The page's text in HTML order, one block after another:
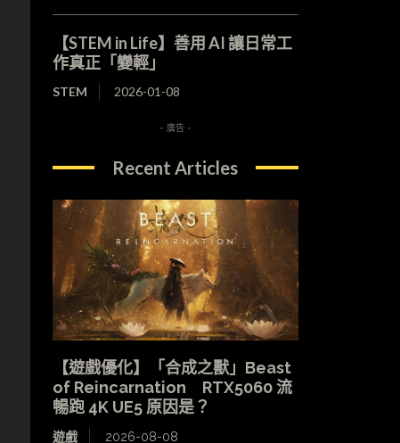
【STEM in Life】善用 AI 讓日常工
作真正「變輕」
STEM 2026-01-08
- 廣告 -
Recent Articles
【遊戲優化】「合成之獸」Beast
of Reincarnation RTX5060 流
暢跑 4K UE5 原因是？
遊戲 2026-08-08